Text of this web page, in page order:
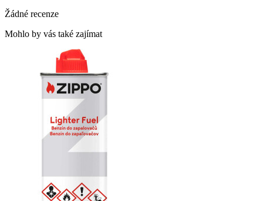
Žádné recenze
Mohlo by vás také zajímat